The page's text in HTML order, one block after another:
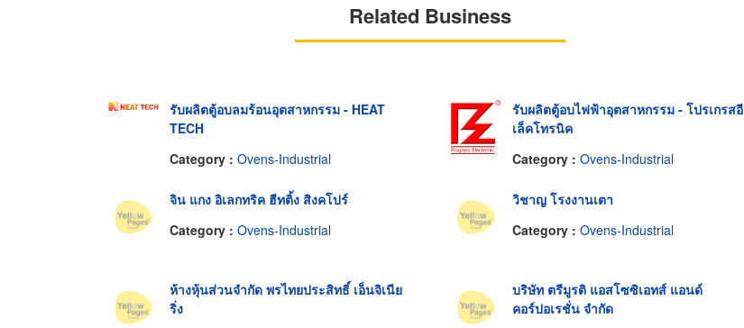
Related Business
รับผลิตตู้อบลมร้อนอุตสาหกรรม - HEAT
TECH
Category : Ovens-Industrial
รับผลิตตู้อบไฟฟ้าอุตสาหกรรม - โปรเกรสอี
เล็คโทรนิค
Category : Ovens-Industrial
จิน แกง อิเลกทริค ฮีทติ้ง สิงคโปร์
Category : Ovens-Industrial
วิชาญ โรงงานเตา
Category : Ovens-Industrial
ห้างหุ้นส่วนจำกัด พรไทยประสิทธิ์ เอ็นจิเนีย
ริ่ง
บริษัท ตรีมูรติ แอสโซซิเอทส์ แอนด์
คอร์ปอเรชั่น จำกัด